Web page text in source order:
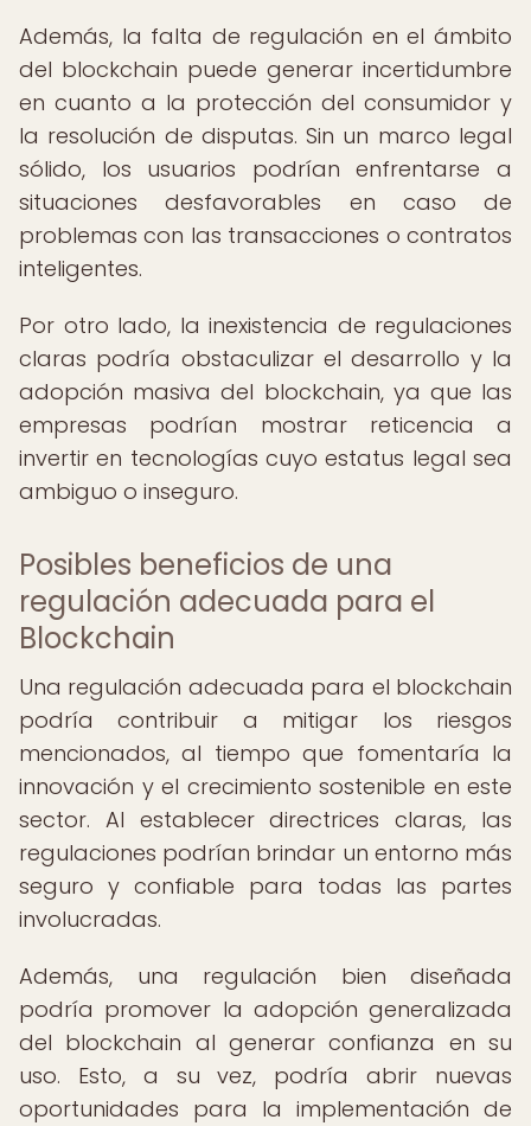
Además, la falta de regulación en el ámbito
del blockchain puede generar incertidumbre
en cuanto a la protección del consumidor y
la resolución de disputas. Sin un marco legal
sólido, los usuarios podrían enfrentarse a
situaciones desfavorables en caso de
problemas con las transacciones o contratos
inteligentes.
Por otro lado, la inexistencia de regulaciones
claras podría obstaculizar el desarrollo y la
adopción masiva del blockchain, ya que las
empresas podrían mostrar reticencia a
invertir en tecnologías cuyo estatus legal sea
ambiguo o inseguro.
Posibles beneficios de una
regulación adecuada para el
Blockchain
Una regulación adecuada para el blockchain
podría contribuir a mitigar los riesgos
mencionados, al tiempo que fomentaría la
innovación y el crecimiento sostenible en este
sector. Al establecer directrices claras, las
regulaciones podrían brindar un entorno más
seguro y confiable para todas las partes
involucradas.
Además, una regulación bien diseñada
podría promover la adopción generalizada
del blockchain al generar confianza en su
uso. Esto, a su vez, podría abrir nuevas
oportunidades para la implementación de